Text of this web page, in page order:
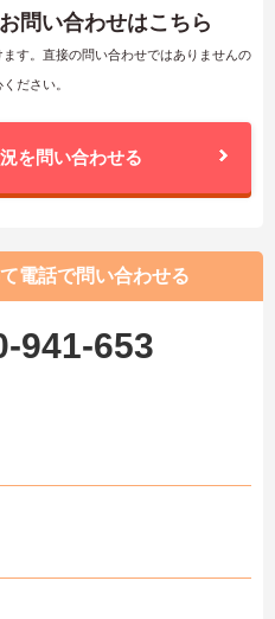
問い合わせはこちら
す。直接の問い合わせではありませんの
ださい。
を問い合わせる
電話で問い合わせる
941-653